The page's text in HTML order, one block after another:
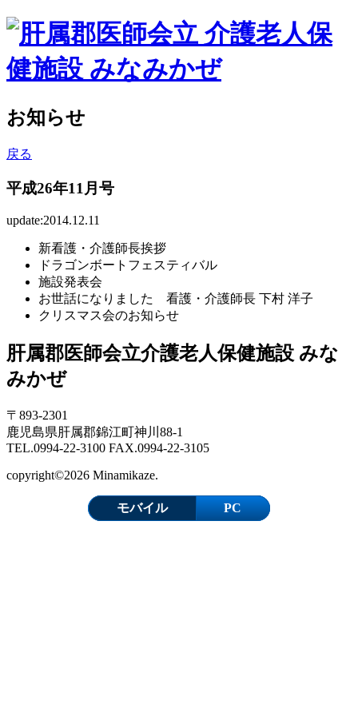
お知らせ
戻る
平成26年11月号
update:2014.12.11
新看護・介護師長挨拶
ドラゴンボートフェスティバル
施設発表会
お世話になりました 看護・介護師長 下村 洋子
クリスマス会のお知らせ
肝属郡医師会立介護老人保健施設 みな
みかぜ
〒893-2301
鹿児島県肝属郡錦江町神川88-1
TEL.0994-22-3100 FAX.0994-22-3105
copyright©2026 Minamikaze.
モバイル PC